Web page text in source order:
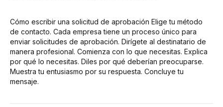
Cómo escribir una solicitud de aprobación Elige tu método
de contacto. Cada empresa tiene un proceso único para
enviar solicitudes de aprobación. Dirígete al destinatario de
manera profesional. Comienza con lo que necesitas. Explica
por qué lo necesitas. Diles por qué deberían preocuparse.
Muestra tu entusiasmo por su respuesta. Concluye tu
mensaje.